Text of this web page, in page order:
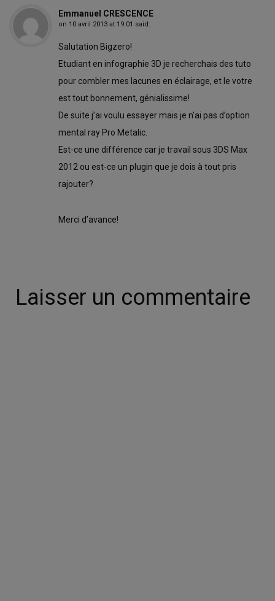
Emmanuel CRESCENCE
on 10 avril 2013 at 19:01 said:
Salutation Bigzero!
Etudiant en infographie 3D je recherchais des tuto
pour combler mes lacunes en éclairage, et le votre
est tout bonnement, génialissime!
De suite j’ai voulu essayer mais je n’ai pas d’option
mental ray Pro Metalic.
Est-ce une différence car je travail sous 3DS Max
2012 ou est-ce un plugin que je dois à tout pris
rajouter?
Merci d’avance!
Laisser un commentaire